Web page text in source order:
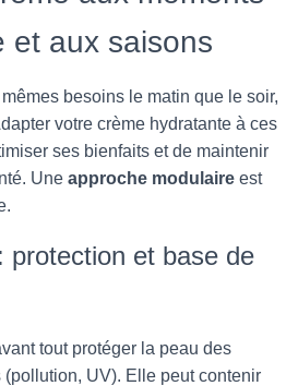
et aux saisons
besoins le matin que le soir,
votre crème hydratante à ces
ses bienfaits et de maintenir
Une approche modulaire est
protection et base de
tout protéger la peau des
UV). Elle peut contenir